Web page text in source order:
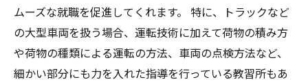
ムーズな就職を促進してくれます。 特に、トラックなど
の大型車両を扱う場合、運転技術に加えて荷物の積み方
や荷物の種類による運転の方法、車両の点検方法など、
細かい部分にも力を入れた指導を行っている教習所もあ